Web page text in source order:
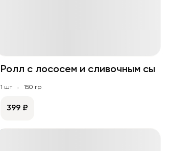
Ролл с лососем и сливочным сыром
1 шт 150 гр
399 ₽